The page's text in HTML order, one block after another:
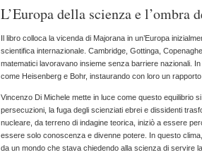
L’Europa della scienza e l’ombra
Il libro colloca la vicenda di Majorana in un’Europa
scientifica internazionale. Cambridge, Gottinga,
matematici lavoravano insieme senza barriere nazionali.
come Heisenberg e Bohr, instaurando con loro un
Vincenzo Di Michele mette in luce come questo equilibrio
persecuzioni, la fuga degli scienziati ebrei e dissidenti
nucleare, da terreno di indagine teorica, iniziò a essere
essere solo conoscenza e divenne potere. In questo
da un mondo che stava chiedendo alla scienza di servire